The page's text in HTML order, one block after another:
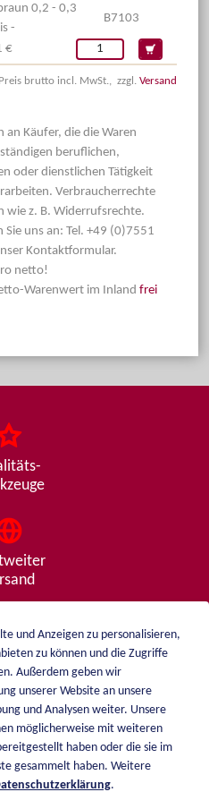
0,2 - 0,3
-
B7103
€
brutto incl. MwSt., zzgl. Versand
an Käufer, die die Waren
beruflichen,
oder dienstlichen Tätigkeit
Verbraucherrechte
wie z. B. Widerrufsrechte.
Sie uns an: Tel. +49 (0)7551
Kontaktformular.
netto!
Warenwert im Inland frei
A - Z
Über mich
und Anzeigen zu personalisieren,
zu können und die Zugriffe
Außerdem geben wir
unserer Website an unsere
und Analysen weiter. Unsere
möglicherweise mit weiteren
haben oder die sie im
gesammelt haben. Weitere
.